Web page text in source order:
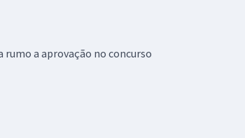
rumo a aprovação no concurso